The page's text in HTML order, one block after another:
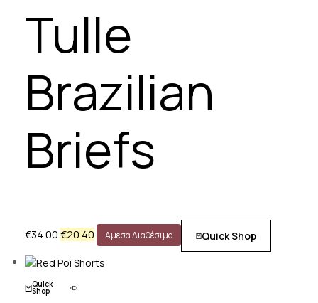
Tulle
Brazilian
Briefs
€34.00€20.40 Άμεσα Διαθέσιμο Quick Shop
Quick
Shop